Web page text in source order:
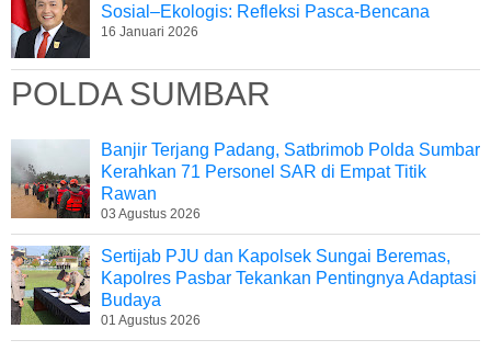
Sosial–Ekologis: Refleksi Pasca-Bencana
16 Januari 2026
POLDA SUMBAR
Banjir Terjang Padang, Satbrimob Polda Sumbar
Kerahkan 71 Personel SAR di Empat Titik
Rawan
03 Agustus 2026
Sertijab PJU dan Kapolsek Sungai Beremas,
Kapolres Pasbar Tekankan Pentingnya Adaptasi
Budaya
01 Agustus 2026